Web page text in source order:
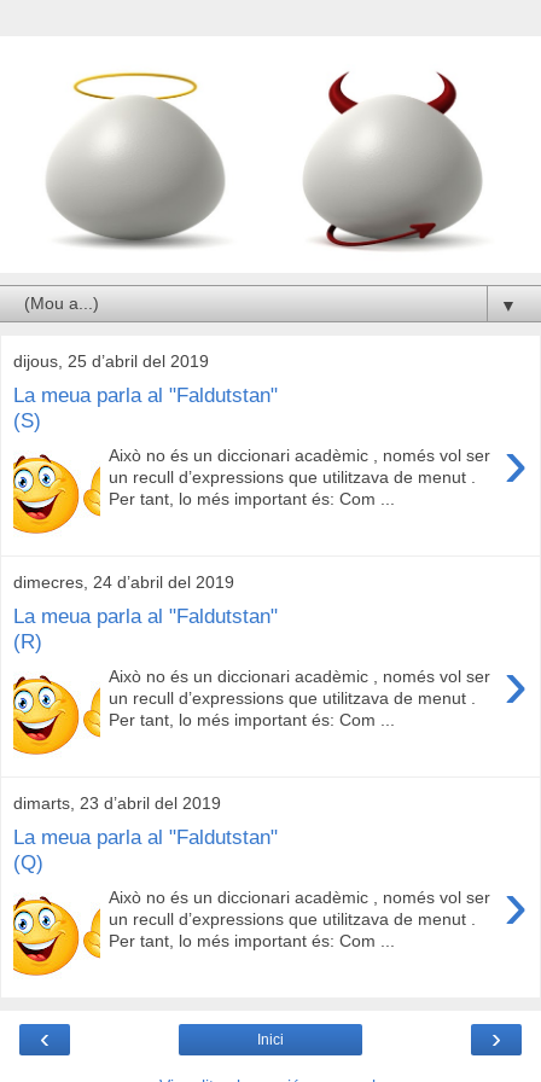
▼
dijous, 25 d’abril del 2019
La meua parla al "Faldutstan"
(S)
›
Això no és un diccionari acadèmic , només vol ser
un recull d’expressions que utilitzava de menut .
Per tant, lo més important és: Com ...
dimecres, 24 d’abril del 2019
La meua parla al "Faldutstan"
(R)
›
Això no és un diccionari acadèmic , només vol ser
un recull d’expressions que utilitzava de menut .
Per tant, lo més important és: Com ...
dimarts, 23 d’abril del 2019
La meua parla al "Faldutstan"
(Q)
›
Això no és un diccionari acadèmic , només vol ser
un recull d’expressions que utilitzava de menut .
Per tant, lo més important és: Com ...
‹ ›
Inici